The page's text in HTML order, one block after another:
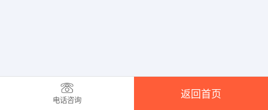
电话咨询
返回首页